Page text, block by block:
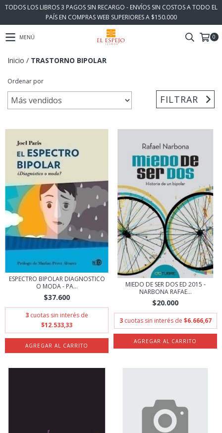
TODOS LOS LIBROS 3 PAGOS SIN RECARGO - ENVÍOS SIN COSTOS A TODO EL
PAÍS EN COMPRAS WEB SUPERIORES A $150.000
MENÚ 0
Inicio / TRASTORNO BIPOLAR
Ordenar por
FILTRAR
ESPECTRO BIPOLAR DIAGNOSTICO
O MODA - PA...
$37.600
3 cuotas sin interés de
$12.533,33
MIEDO DE SER DOS ED 2015 -
NARBONA RAFAE...
$20.000
3 cuotas sin interés de $6.666,67